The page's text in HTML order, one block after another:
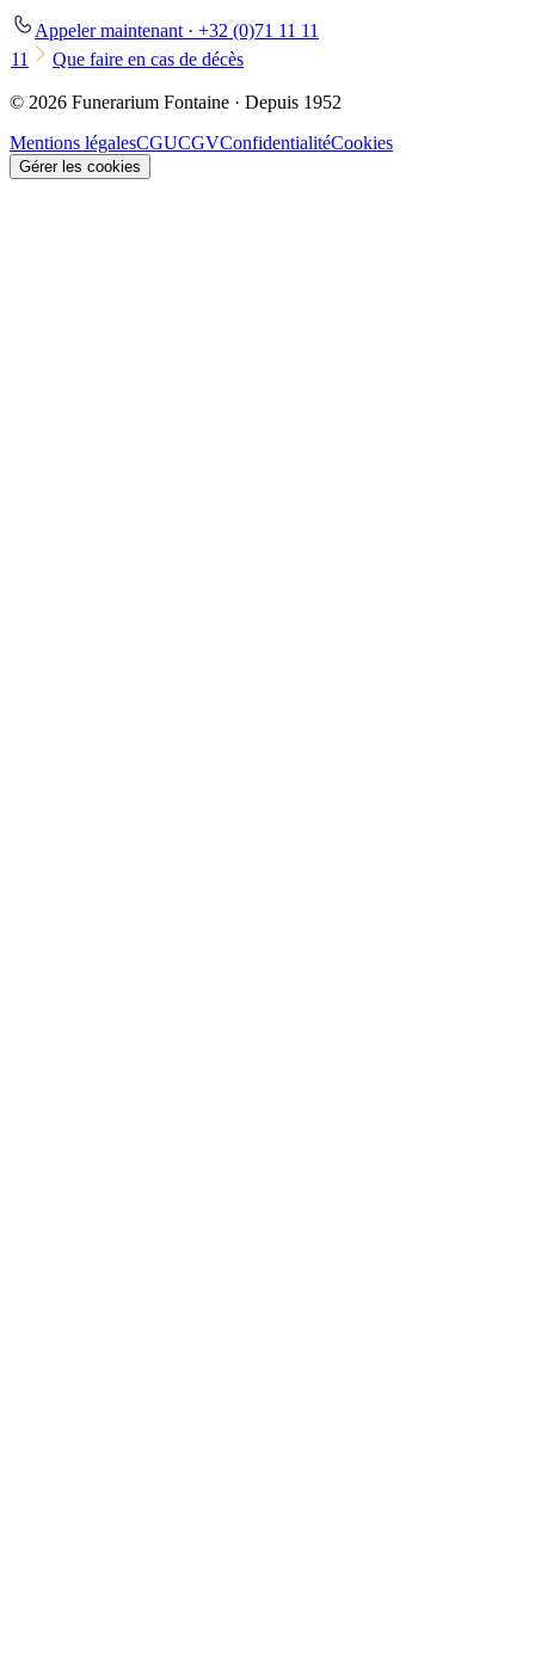
Appeler maintenant · +32 (0)71 11 11
11
Que faire en cas de décès
© 2026 Funerarium Fontaine · Depuis 1952
Mentions légalesCGUCGVConfidentialitéCookies
Gérer les cookies